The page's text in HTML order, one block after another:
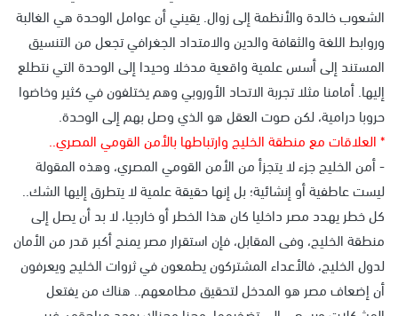
الشعوب خالدة والأنظمة إلى زوال. يقيني أن عوامل الوحدة هي الغالبة
وروابط اللغة والثقافة والدين والامتداد الجغرافي تجعل من التنسيق
المستند إلى أسس علمية واقعية مدخلا وحيدا إلى الوحدة التي نتطلع
إليها. أمامنا مثلا تجربة الاتحاد الأوروبي وهم يختلفون في كثير وخاضوا
حروبا درامية، لكن صوت العقل هو الذي وصل بهم إلى الوحدة.
* العلاقات مع منطقة الخليج وارتباطها بالأمن القومي المصري..
- أمن الخليج جزء لا يتجزأ من الأمن القومي المصري، وهذه المقولة
ليست عاطفية أو إنشائية؛ بل إنها حقيقة علمية لا يتطرق إليها الشك..
كل خطر يهدد مصر داخليا كان هذا الخطر أو خارجيا، لا بد أن يصل إلى
منطقة الخليج، وفى المقابل، فإن استقرار مصر يمنح أكبر قدر من الأمان
لدول الخليج، فالأعداء المشتركون يطمعون في ثروات الخليج ويعرفون
أن إضعاف مصر هو المدخل لتحقيق مطامعهم.. هناك من يفتعل